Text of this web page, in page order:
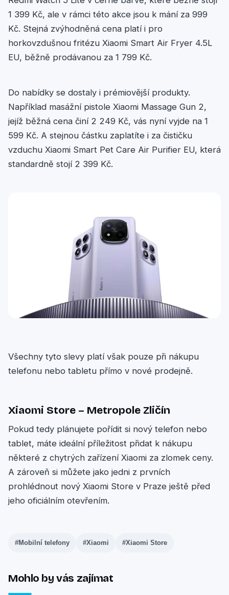
1 399 Kč, ale v rámci této akce jsou k mání za 999
Kč. Stejná zvýhodněná cena platí i pro
horkovzdušnou fritézu Xiaomi Smart Air Fryer 4.5L
EU, běžně prodávanou za 1 799 Kč.
Do nabídky se dostaly i prémiovější produkty.
Například masážní pistole Xiaomi Massage Gun 2,
jejíž běžná cena činí 2 249 Kč, vás nyní vyjde na 1
599 Kč. A stejnou částku zaplatíte i za čističku
vzduchu Xiaomi Smart Pet Care Air Purifier EU, která
standardně stojí 2 399 Kč.
Všechny tyto slevy platí však pouze při nákupu
telefonu nebo tabletu přímo v nové prodejně.
Xiaomi Store – Metropole Zličín
Pokud tedy plánujete pořídit si nový telefon nebo
tablet, máte ideální příležitost přidat k nákupu
některé z chytrých zařízení Xiaomi za zlomek ceny.
A zároveň si můžete jako jedni z prvních
prohlédnout nový Xiaomi Store v Praze ještě před
jeho oficiálním otevřením.
#Mobilní telefony #Xiaomi #Xiaomi Store
Mohlo by vás zajímat